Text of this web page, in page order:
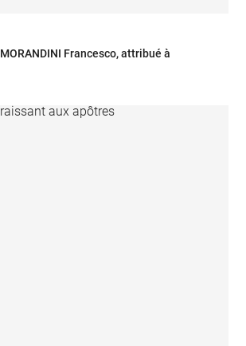
NALDINI Battista ; MORANDINI Francesco, attribué à